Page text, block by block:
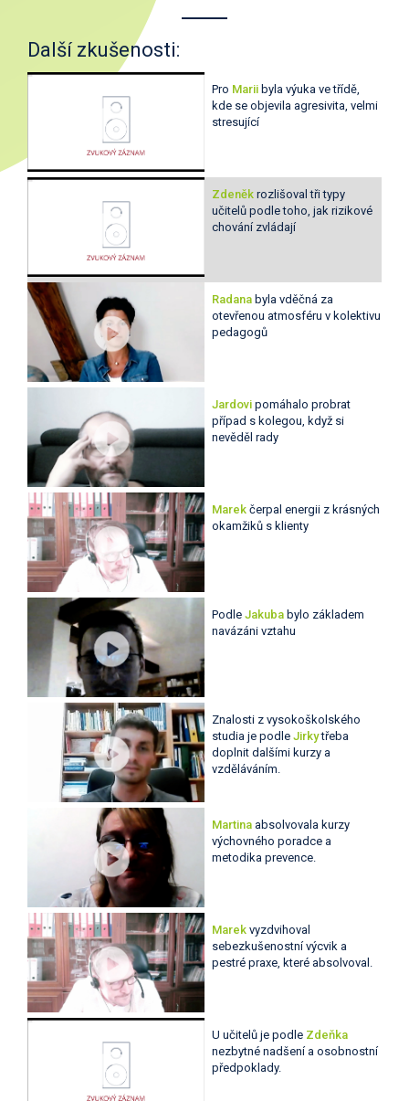
Další zkušenosti:
Pro Marii byla výuka ve třídě,
kde se objevila agresivita, velmi
stresující
Zdeněkrozlišoval tři typy
učitelů podle toho, jak rizikové
chování zvládají
Radanabyla vděčná za
otevřenou atmosféru v kolektivu
pedagogů
Jardovi pomáhalo probrat
případ s kolegou, když si
nevěděl rady
Marekčerpal energii z krásných
okamžiků s klienty
PodleJakubabylo základem
navázáni vztahu
Znalosti z vysokoškolského
studia je podleJirkytřeba
doplnit dalšími kurzy a
vzděláváním.
Martina absolvovala kurzy
výchovného poradce a
metodika prevence.
Marek vyzdvihoval
sebezkušenostní výcvik a
pestré praxe, které absolvoval.
U učitelů je podle Zdeňka
nezbytné nadšení a osobnostní
předpoklady.